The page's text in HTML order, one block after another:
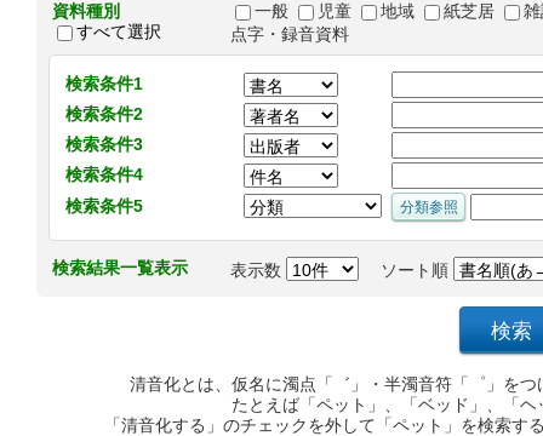
資料種別
すべて選択
一般 児童 地域 紙芝居
点字・録音資料
検索条件1
検索条件2
検索条件3
検索条件4
検索条件5
検索結果一覧表示 表示数 ソート順
清音化とは、仮名に濁点「゛」・半濁音符「゜」を
たとえば「ペット」、「ベッド」、「
「清音化する」のチェックを外して「ペット」を検索